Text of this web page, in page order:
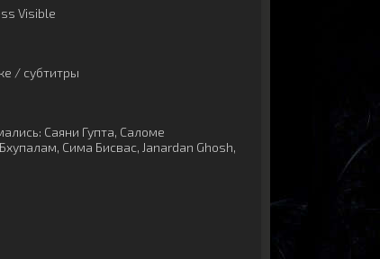
Visible
/ субтитры
Саяни Гупта, Саломе
, Сима Бисвас, Janardan Ghosh,